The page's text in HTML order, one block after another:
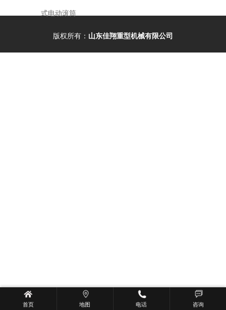
式电动滚筒
版权所有： 山东佳翔重型机械有限公司
首页 地图 电话 咨询